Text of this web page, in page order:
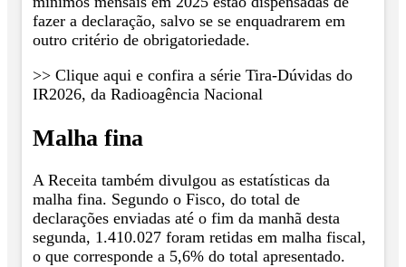
fazer a declaração, salvo se se enquadrarem em
outro critério de obrigatoriedade.
>> Clique aqui e confira a série Tira-Dúvidas do
IR2026, da Radioagência Nacional
Malha fina
A Receita também divulgou as estatísticas da
malha fina. Segundo o Fisco, do total de
declarações enviadas até o fim da manhã desta
segunda, 1.410.027 foram retidas em malha fiscal,
o que corresponde a 5,6% do total apresentado.